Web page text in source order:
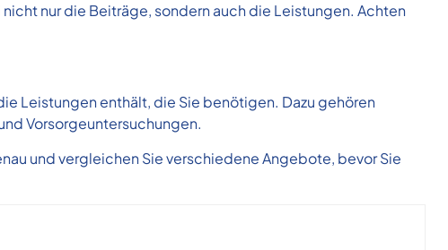
nur die Beiträge, sondern auch die Leistungen. Achten
Leistungen enthält, die Sie benötigen. Dazu gehören
Vorsorgeuntersuchungen.
und vergleichen Sie verschiedene Angebote, bevor Sie